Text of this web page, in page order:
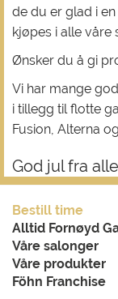
de du er glad i
kjøpes i alle våre
Ønsker du å gi
Vi har mange
i tillegg til flotte
Fusion, Alterna
God jul fra
Bestill time
Alltid Fornøyd
Våre salonger
Våre produkter
Föhn Franchise